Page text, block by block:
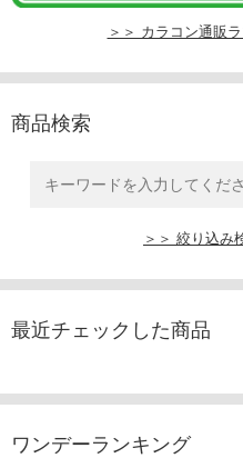
＞＞ カラコン通販
商品検索
＞＞ 絞り込み
最近チェックした商品
ワンデーランキング